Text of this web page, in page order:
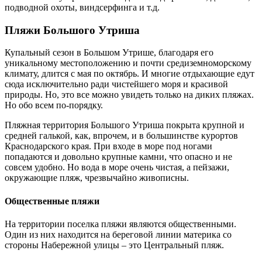
подводной охоты, виндсерфинга и т.д.
Пляжи Большого Утриша
Купальный сезон в Большом Утрише, благодаря его
уникальному местоположению и почти средиземноморскому
климату, длится с мая по октябрь. И многие отдыхающие едут
сюда исключительно ради чистейшего моря и красивой
природы. Но, это все можно увидеть только на диких пляжах.
Но обо всем по-порядку.
Пляжная территория Большого Утриша покрыта крупной и
средней галькой, как, впрочем, и в большинстве курортов
Краснодарского края. При входе в море под ногами
попадаются и довольно крупные камни, что опасно и не
совсем удобно. Но вода в море очень чистая, а пейзажи,
окружающие пляж, чрезвычайно живописны.
Общественные пляжи
На территории поселка пляжи являются общественными.
Один из них находится на береговой линии материка со
стороны Набережной улицы – это Центральный пляж.